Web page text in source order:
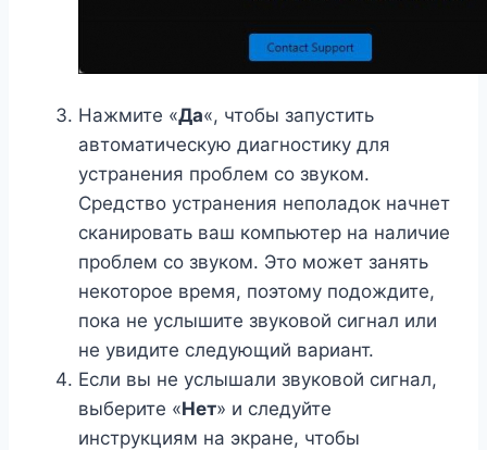
Нажмите «Да«, чтобы запустить
автоматическую диагностику для
устранения проблем со звуком.
Средство устранения неполадок начнет
сканировать ваш компьютер на наличие
проблем со звуком. Это может занять
некоторое время, поэтому подождите,
пока не услышите звуковой сигнал или
не увидите следующий вариант.
Если вы не услышали звуковой сигнал,
выберите «Нет» и следуйте
инструкциям на экране, чтобы